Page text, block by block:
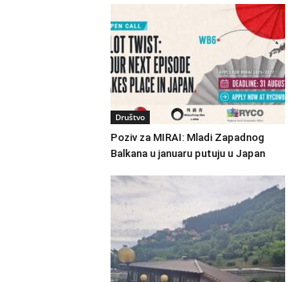
Društvo
Poziv za MIRAI: Mladi Zapadnog
Balkana u januaru putuju u Japan